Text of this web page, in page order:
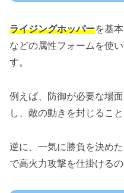
ライジングホッパーを基
などの属性フォームを使
す。
例えば、防御が必要な場
し、敵の動きを封じるこ
逆に、一気に勝負を決め
で高火力攻撃を仕掛けるの